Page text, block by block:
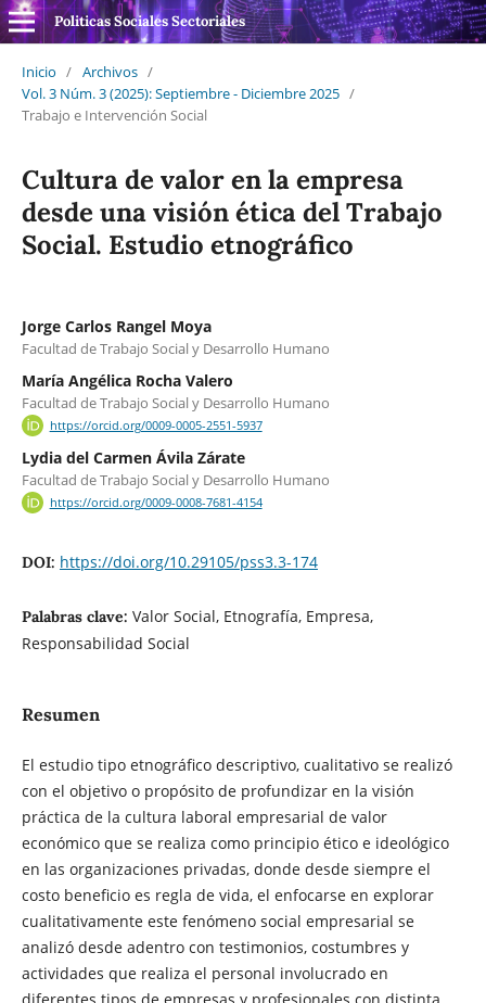
Politicas Sociales Sectoriales
Inicio / Archivos /
Vol. 3 Núm. 3 (2025): Septiembre - Diciembre 2025 /
Trabajo e Intervención Social
Cultura de valor en la empresa
desde una visión ética del Trabajo
Social. Estudio etnográfico
Jorge Carlos Rangel Moya
Facultad de Trabajo Social y Desarrollo Humano
María Angélica Rocha Valero
Facultad de Trabajo Social y Desarrollo Humano
https://orcid.org/0009-0005-2551-5937
Lydia del Carmen Ávila Zárate
Facultad de Trabajo Social y Desarrollo Humano
https://orcid.org/0009-0008-7681-4154
DOI: https://doi.org/10.29105/pss3.3-174
Palabras clave: Valor Social, Etnografía, Empresa,
Responsabilidad Social
Resumen
El estudio tipo etnográfico descriptivo, cualitativo se realizó
con el objetivo o propósito de profundizar en la visión
práctica de la cultura laboral empresarial de valor
económico que se realiza como principio ético e ideológico
en las organizaciones privadas, donde desde siempre el
costo beneficio es regla de vida, el enfocarse en explorar
cualitativamente este fenómeno social empresarial se
analizó desde adentro con testimonios, costumbres y
actividades que realiza el personal involucrado en